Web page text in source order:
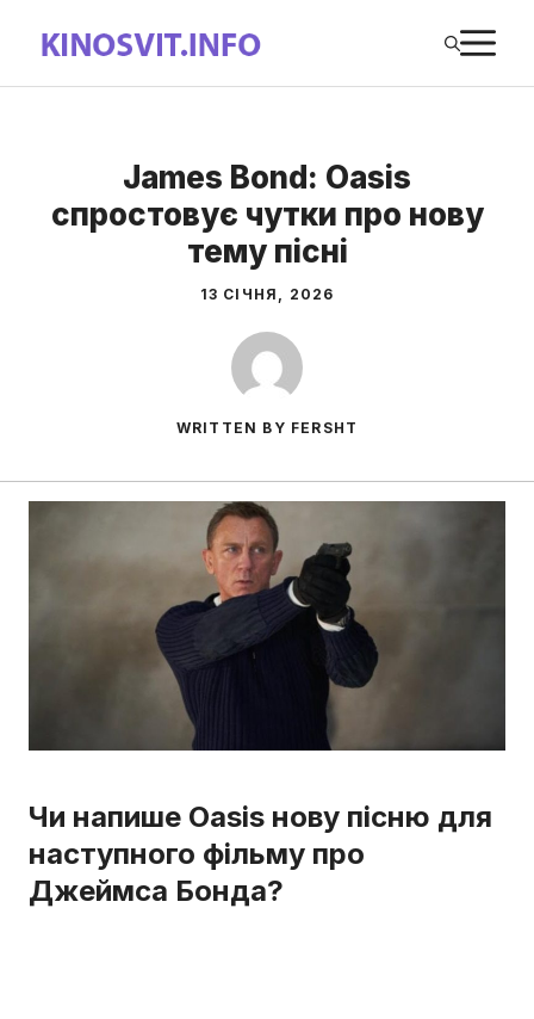
вмісту
James Bond: Oasis
спростовує чутки про нову
тему пісні
13 СІЧНЯ, 2026
WRITTEN BY FERSHT
Чи напише Oasis нову пісню для
наступного фільму про
Джеймса Бонда?